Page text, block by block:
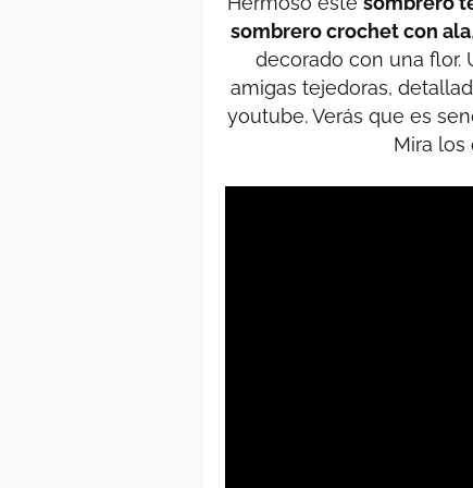
sombrero crochet con ala
decorado con una flor.
amigas tejedoras,
youtube. Verás que es
Mira los